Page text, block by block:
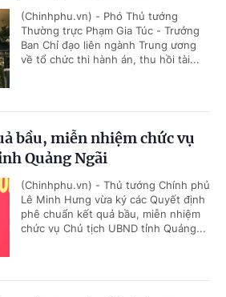
(Chinhphu.vn) - Phó Thủ tướng
Thường trực Phạm Gia Túc - Trưởng
Ban Chỉ đạo liên ngành Trung ương
về tổ chức thi hành án, thu hồi tài...
bầu, miễn nhiệm chức vụ
Quảng Ngãi
(Chinhphu.vn) - Thủ tướng Chính phủ
Lê Minh Hưng vừa ký các Quyết định
phê chuẩn kết quả bầu, miễn nhiệm
chức vụ Chủ tịch UBND tỉnh Quảng...